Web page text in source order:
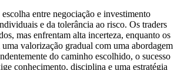
entre negociação e investimento
e da tolerância ao risco. Os traders
mas enfrentam alta incerteza, enquanto os
valorização gradual com uma abordagem
do caminho escolhido, o sucesso
conhecimento, disciplina e uma estratégia